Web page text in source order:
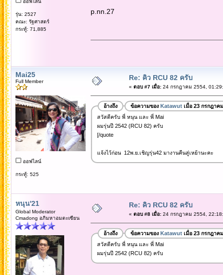
รุ่น: 2527
คณะ: รัฐศาสตร์
กระทู้: 71,885
p.nn.27
Mai25
Full Member
ออฟไลน์
กระทู้: 525
Re: คิว RCU 82 ครับ
« ตอบ #7 เมื่อ:24 กรกฎาคม 2554,
อ้างถึง ข้อความของ Katawutเมื่อ 23 กรกฎาค
สวัสดีครับ พี่ หนุน และ พี่ Mai
ผมรุ่นปี 2542 (RCU 82) ครับ
[/quote
แจ้งไว้ก่อน 12พ.ย.เชิญรุ่น42 มางานคืนสู่เหย้านะคะ
หนุน'21
Global Moderator
Cmadong อภิมหาอมตะเซียน
Re: คิว RCU 82 ครับ
« ตอบ #8 เมื่อ:24 กรกฎาคม 2554,
อ้างถึง ข้อความของ Katawutเมื่อ 23 กรกฎาค
สวัสดีครับ พี่ หนุน และ พี่ Mai
ผมรุ่นปี 2542 (RCU 82) ครับ